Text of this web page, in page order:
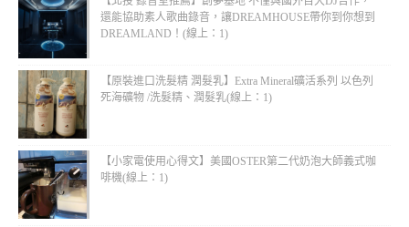
還能協助素人歌曲錄音，讓DREAMHOUSE帶你到你想到
DREAMLAND！(線上：1)
【原裝進口洗髮精 潤髮乳】Extra Mineral礦活系列 以色列
死海礦物 /洗髮精、潤髮乳(線上：1)
【小家電使用心得文】美國OSTER第二代奶泡大師義式咖
啡機(線上：1)